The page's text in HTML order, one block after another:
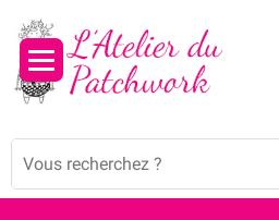
Mots
Panneau de gestion des cookies